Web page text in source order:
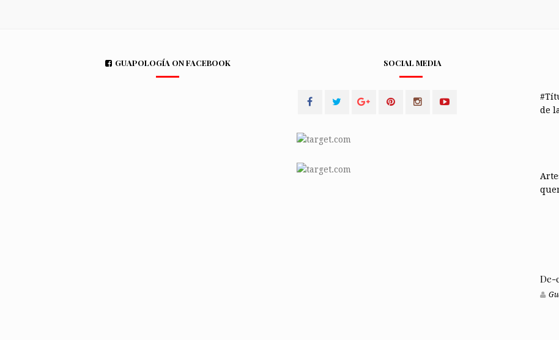
GUAPOLOGÍA ON FACEBOOK SOCIAL MEDIA
de
De-